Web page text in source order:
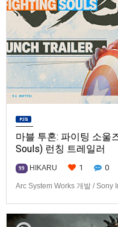
마블 투혼: 파이팅 소울
Souls) 런칭 트레일러
99 HIKARU 1 0
Arc System Works 개발 / Sony
로 예정.